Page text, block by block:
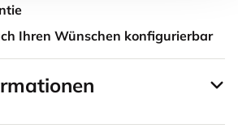
Ihren Wünschen konfigurierbar